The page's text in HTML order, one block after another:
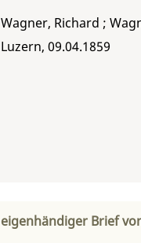
Wagner, Richard ;
Luzern, 09.04.1859
eigenhändiger Brief